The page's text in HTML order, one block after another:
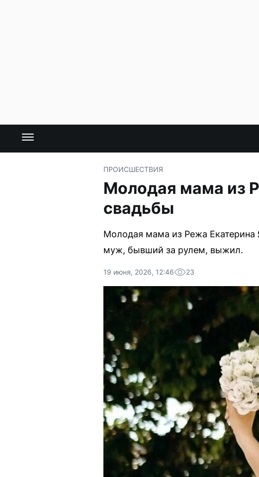
ПРОИСШЕСТВИЯ
Молодая мама из
свадьбы
Молодая мама из Режа Екатерина
муж, бывший за рулем, выжил.
19 июня, 2026, 12:46 23